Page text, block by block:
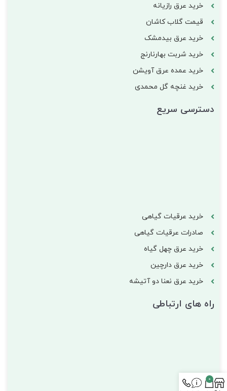
خرید عرق رازیانه
قیمت گلاب کاشان
خرید عرق بیدمشک
خرید شربت بهارنارنج
خرید عمده عرق آویشن
خرید غنچه گل محمدی
دسترسی سریع
خرید عرقیات گیاهی
صادرات عرقیات گیاهی
خرید عرق چهل گیاه
خرید عرق دارچین
خرید عرق نعنا دو آتیشه
راه های ارتباطی
0